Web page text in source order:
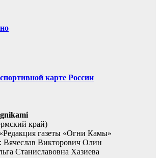
карте России
край)
газеты «Огни Камы»
Вячеслав Викторович Олин
Станиславовна Хазиева